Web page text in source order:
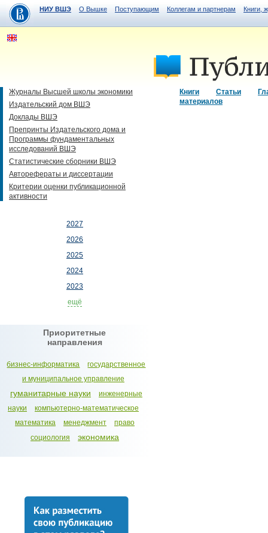
НИУ ВШЭ О Вышке Поступающим Коллегам и партнерам Книги,
Книги Статьи
материалов
Журналы Высшей школы экономики
Издательский дом ВШЭ
Доклады ВШЭ
Препринты Издательского дома и
Программы фундаментальных
исследований ВШЭ
Статистические сборники ВШЭ
Авторефераты и диссертации
Критерии оценки публикационной
активности
2027
2026
2025
2024
2023
ещё
Приоритетные
направления
бизнес-информатика
государственное
и муниципальное управление
гуманитарные науки
инженерные
науки
компьютерно-математическое
математика
менеджмент
право
социология
экономика